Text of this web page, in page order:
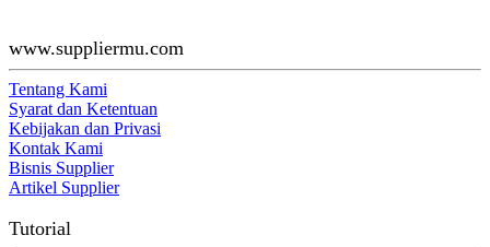
www.suppliermu.com
Tentang Kami
Syarat dan Ketentuan
Kebijakan dan Privasi
Kontak Kami
Bisnis Supplier
Artikel Supplier
Tutorial